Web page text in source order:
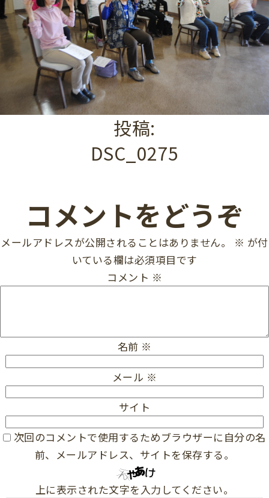
投稿:
DSC_0275
コメントをどうぞ
メールアドレスが公開されることはありません。 ※ が付
いている欄は必須項目です
コメント ※
名前 ※
メール ※
サイト
次回のコメントで使用するためブラウザーに自分の名
前、メールアドレス、サイトを保存する。
上に表示された文字を入力してください。